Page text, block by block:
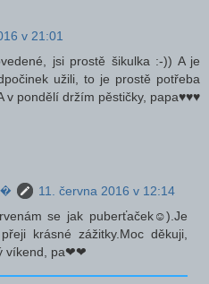
v 21:01
jsi prostě šikulka :-)) A je
užili, to je prostě potřeba
v pondělí držím pěstičky, papa♥♥♥
11. června 2016 v 12:14
se jak puberťaček☺).Je
krásné zážitky.Moc děkuji,
víkend, pa❤❤